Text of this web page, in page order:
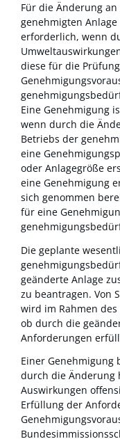
Für die Änderung
genehmigten
erforderlich, wenn
diese für die
Eine Genehmigung
wenn durch die
Betriebs der
eine
oder Anlagegröße
eine Genehmigung
sich genommen
für eine
Die geplante
geänderte Anlage
zu beantragen. Von
wird im Rahmen
ob durch die
Anforderungen
Einer Genehmigung
durch die Änderung
Auswirkungen
Erfüllung der